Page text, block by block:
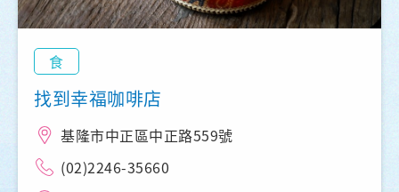
食
找到幸福咖啡店
基隆市中正區中正路559號
(02)2246-35660